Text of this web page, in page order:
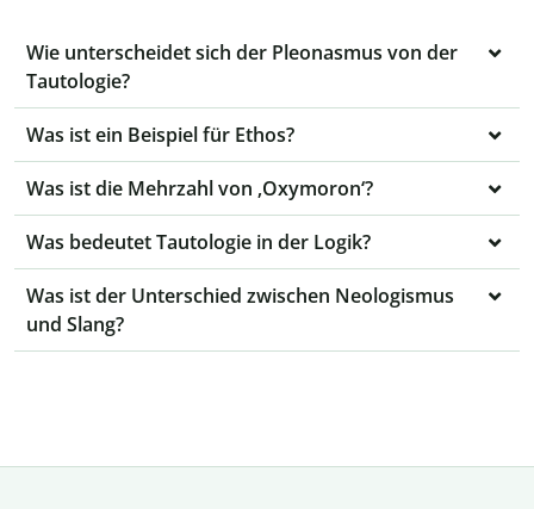
Wie unterscheidet sich der Pleonasmus von der
Tautologie?
Was ist ein Beispiel für Ethos?
Was ist die Mehrzahl von ‚Oxymoron‘?
Was bedeutet Tautologie in der Logik?
Was ist der Unterschied zwischen Neologismus
und Slang?